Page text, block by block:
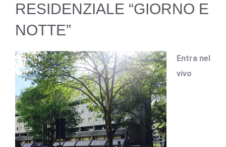
RESIDENZIALE “GIORNO E
NOTTE”
Entra nel
vivo